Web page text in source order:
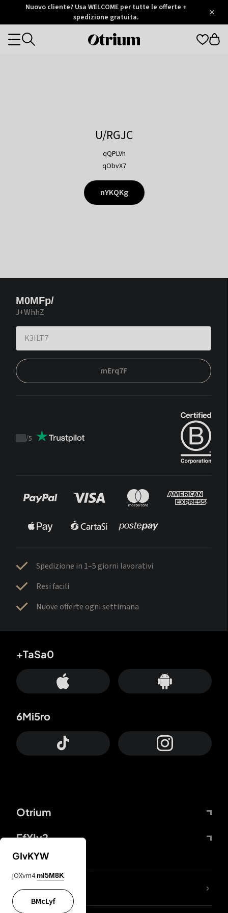
Otrium
Trustpilot
Nuovo cliente? Usa WELCOME per tutte le offerte +
spedizione gratuita.
Otrium
Categories
U/RGJC
qQPLVh
qObvX7
nYKQKg
M0MFp/
J+WhhZ
mErq7F
Trustpilot
/5
Spedizione in 1–5 giorni lavorativi
Resi facili
Nuove offerte ogni settimana
Otrium
FfYIy2
+TaSa0
6Mi5ro
Lj7sBL
GIvKYW
jOXvm4 mI5M8K
BMcLyf